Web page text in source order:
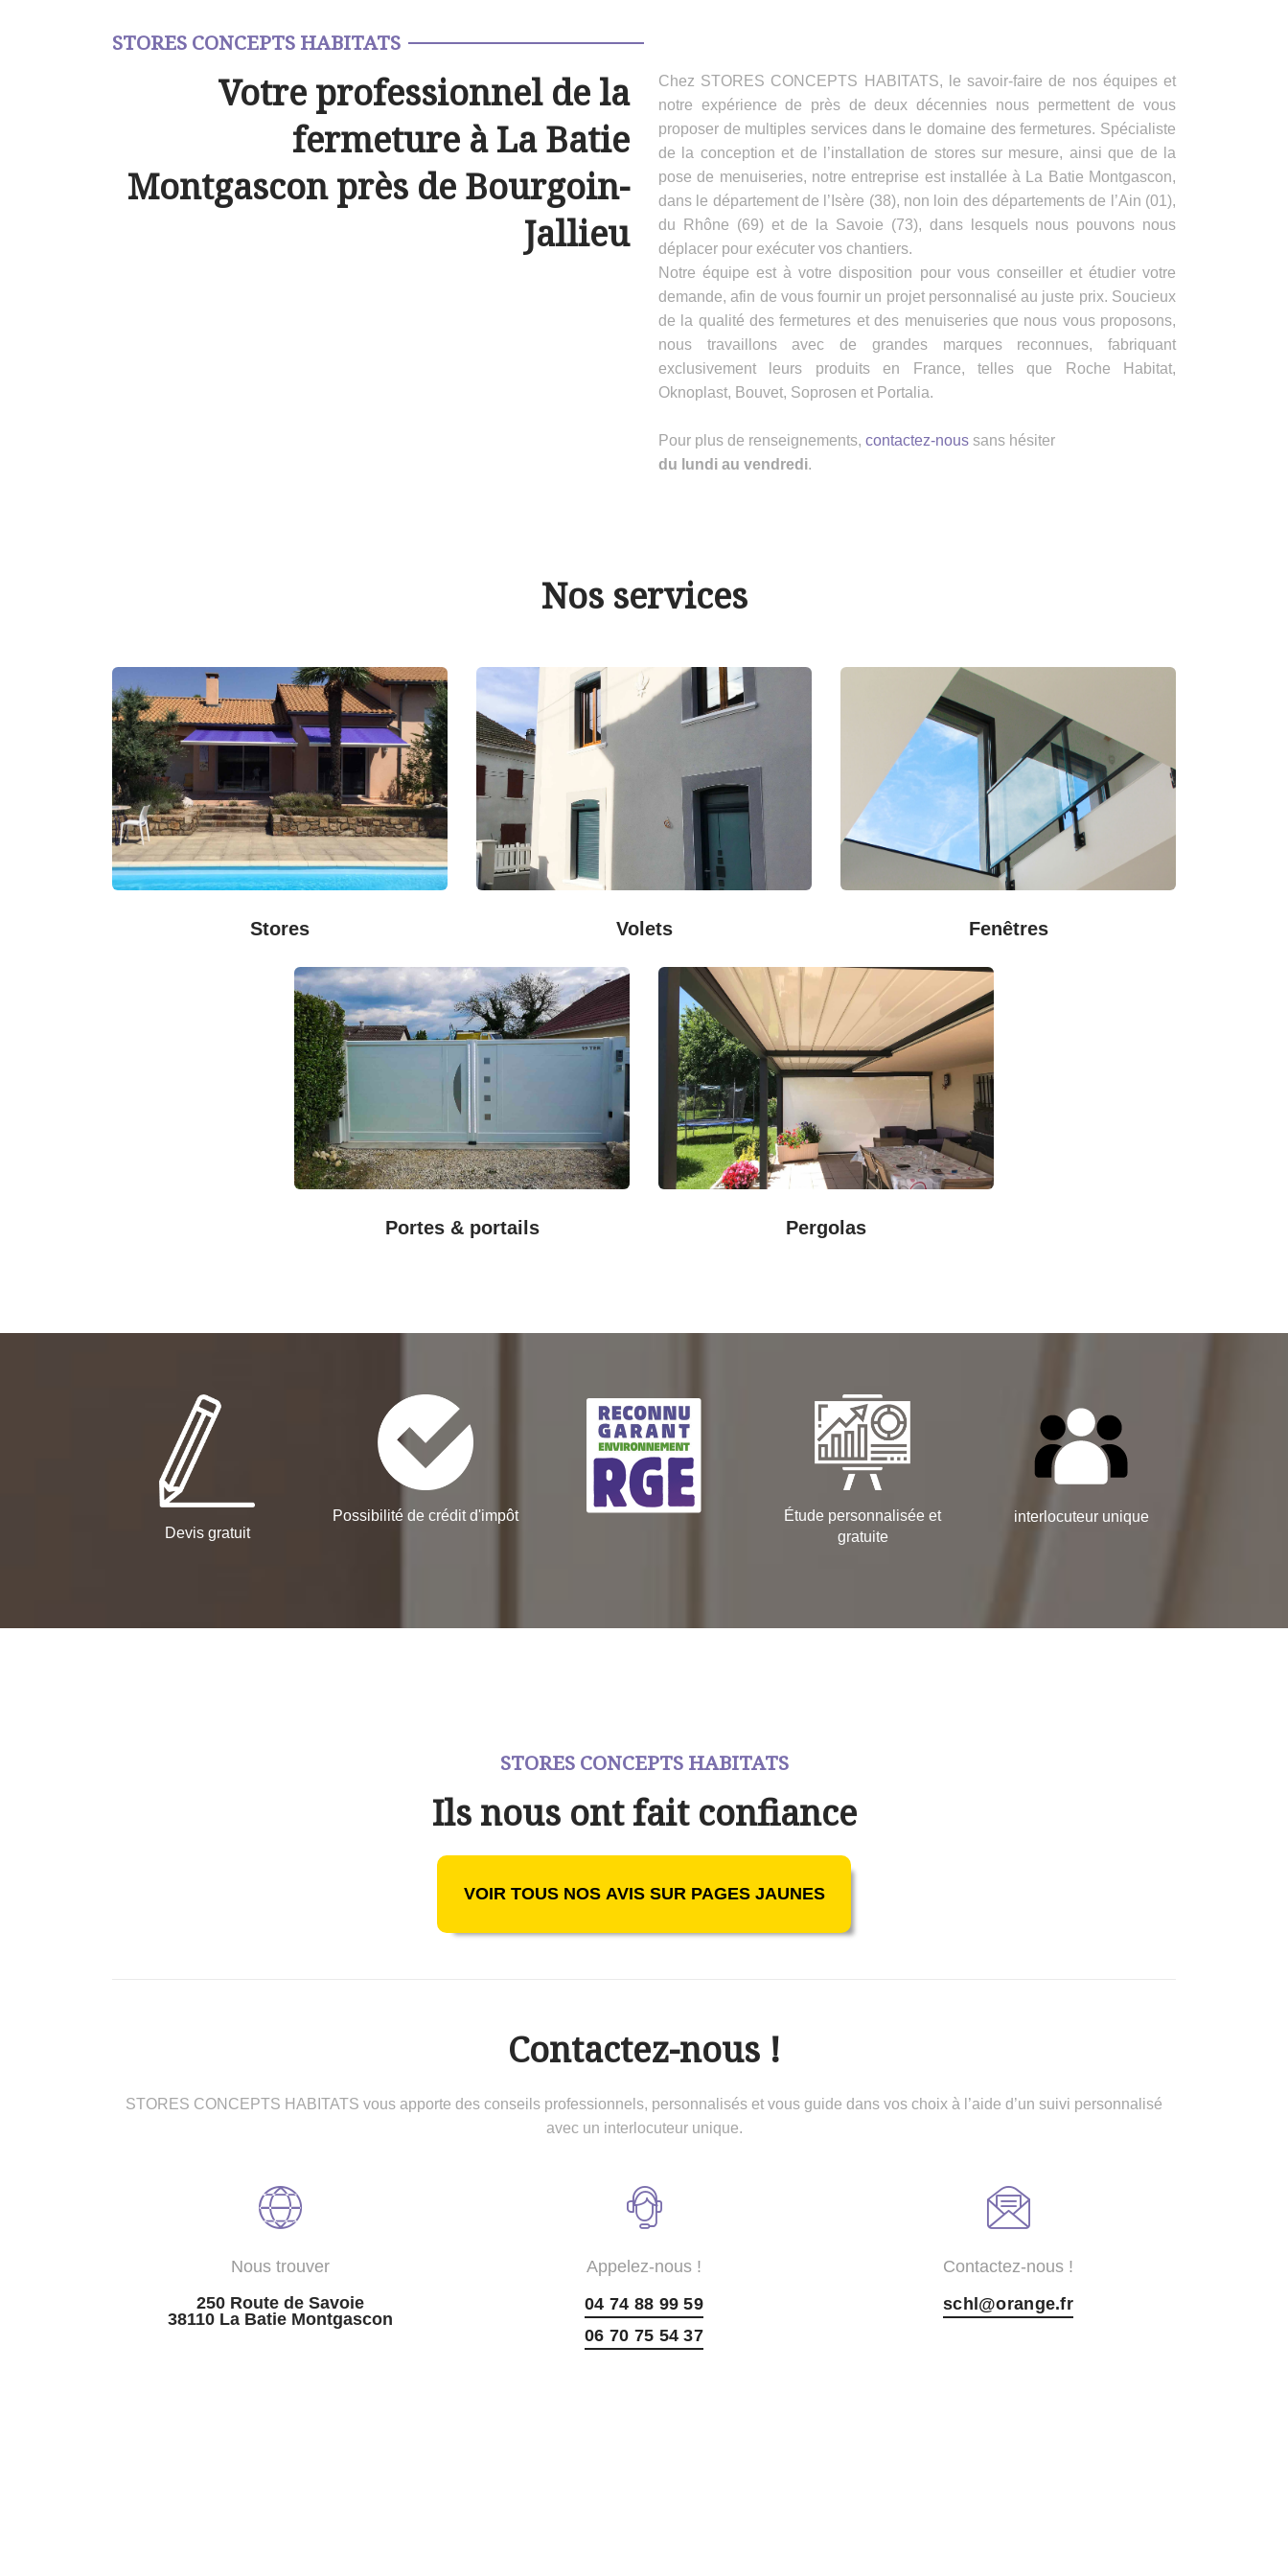
STORES CONCEPTS HABITATS
Votre professionnel de la
fermeture à La Batie
Montgascon près de Bourgoin-
Jallieu
Chez STORES CONCEPTS HABITATS, le savoir-faire de nos équipes et
notre expérience de près de deux décennies nous permettent de vous
proposer de multiples services dans le domaine des fermetures. Spécialiste
de la conception et de l’installation de stores sur mesure, ainsi que de la
pose de menuiseries, notre entreprise est installée à La Batie Montgascon,
dans le département de l’Isère (38), non loin des départements de l’Ain (01),
du Rhône (69) et de la Savoie (73), dans lesquels nous pouvons nous
déplacer pour exécuter vos chantiers.
Notre équipe est à votre disposition pour vous conseiller et étudier votre
demande, afin de vous fournir un projet personnalisé au juste prix. Soucieux
de la qualité des fermetures et des menuiseries que nous vous proposons,
nous travaillons avec de grandes marques reconnues, fabriquant
exclusivement leurs produits en France, telles que Roche Habitat,
Oknoplast, Bouvet, Soprosen et Portalia.
Pour plus de renseignements, contactez-nous sans hésiter
du lundi au vendredi.
Nos services
Stores Volets Fenêtres
Portes & portails Pergolas
Devis gratuit
Possibilité de crédit d'impôt
Étude personnalisée et
gratuite
interlocuteur unique
STORES CONCEPTS HABITATS
Ils nous ont fait confiance
VOIR TOUS NOS AVIS SUR PAGES JAUNES
Contactez-nous !
STORES CONCEPTS HABITATS vous apporte des conseils professionnels, personnalisés et vous guide dans vos choix à l’aide d’un suivi personnalisé
avec un interlocuteur unique.
Nous trouver
250 Route de Savoie
38110 La Batie Montgascon
Appelez-nous !
04 74 88 99 59
06 70 75 54 37
Contactez-nous !
schl@orange.fr